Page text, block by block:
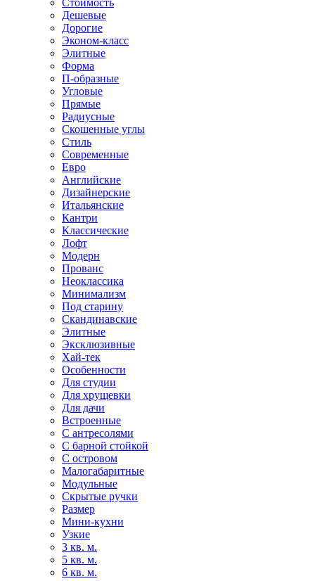
Стоимость
Дешевые
Дорогие
Эконом-класс
Элитные
Форма
П-образные
Угловые
Прямые
Радиусные
Скошенные углы
Стиль
Современные
Евро
Английские
Дизайнерские
Итальянские
Кантри
Классические
Лофт
Модерн
Прованс
Неоклассика
Минимализм
Под старину
Скандинавские
Элитные
Эксклюзивные
Хай-тек
Особенности
Для студии
Для хрущевки
Для дачи
Встроенные
С антресолями
С барной стойкой
С островом
Малогабаритные
Модульные
Скрытые ручки
Размер
Мини-кухни
Узкие
3 кв. м.
5 кв. м.
6 кв. м.